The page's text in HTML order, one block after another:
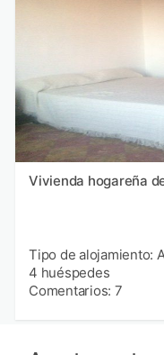
Vivienda hogareña
Tipo de alojamiento:
4 huéspedes
Comentarios: 7